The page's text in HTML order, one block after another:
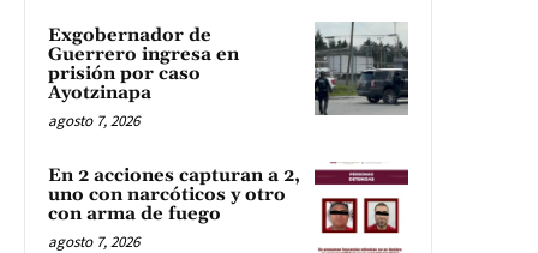
Exgobernador de
Guerrero ingresa en
prisión por caso
Ayotzinapa
agosto 7, 2026
En 2 acciones capturan a 2,
uno con narcóticos y otro
con arma de fuego
agosto 7, 2026